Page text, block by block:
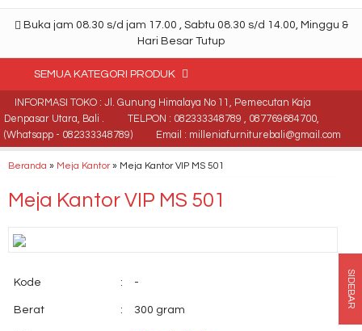
Buka jam 08.30 s/d jam 17.00 , Sabtu 08.30 s/d 14.00, Minggu &
Hari Besar Tutup
SEMUA KATEGORI PRODUK
INFORMASI TOKO : Jl. Gunung Himalaya No 11, Pemecutan Kaja
Denpasar Utara, Bali .
TELPON : 082333348789 , 087769684700,
(Whatsapp - 082333348789)
Email : milleniafurniturebali@gmail.com
Beranda » Meja Kantor» Meja Kantor VIP MS 501
Meja Kantor VIP MS 501
Kode : -
Berat : 300 gram
SIDEBAR